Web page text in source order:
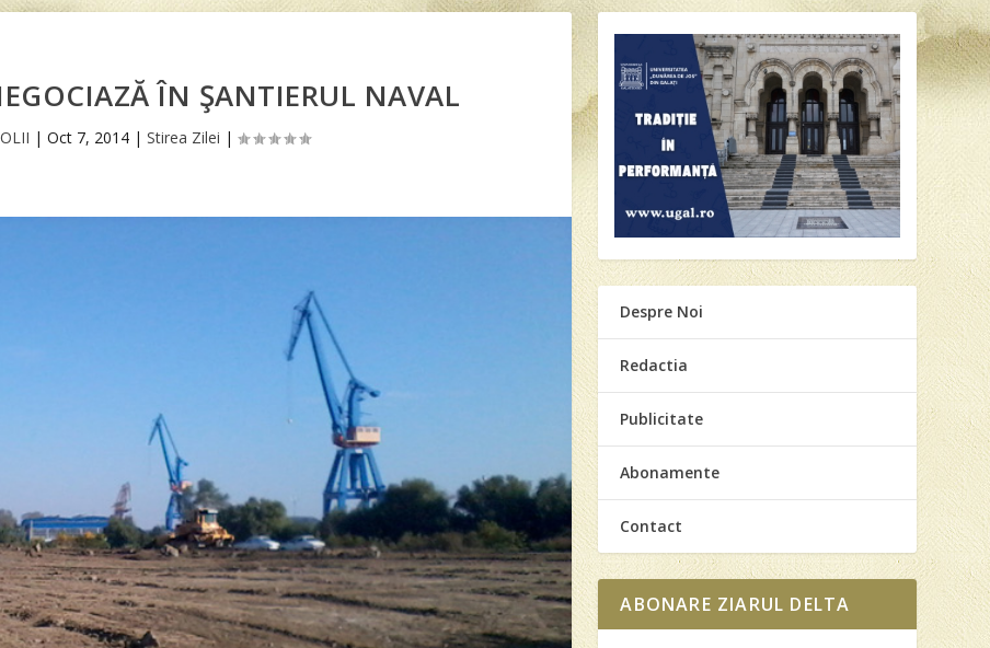
ÎN ŞANTIERUL NAVAL
|Oct 7, 2014 |Stirea Zilei |
Despre Noi
Redactia
Publicitate
Abonamente
Contact
ABONARE ZIARUL DELTA